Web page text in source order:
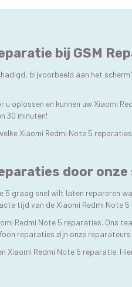
bij GSM
bijvoorbeeld aan het
oplossen en kunnen uw Xiaomi
30 minuten!
Xiaomi Redmi Note 5
door
graag snel wilt laten repareren
tijd van de Xiaomi Redmi Note
Redmi Note 5 reparaties. Ons
reparaties zijn onze
Xiaomi Redmi Note 5 reparatie.